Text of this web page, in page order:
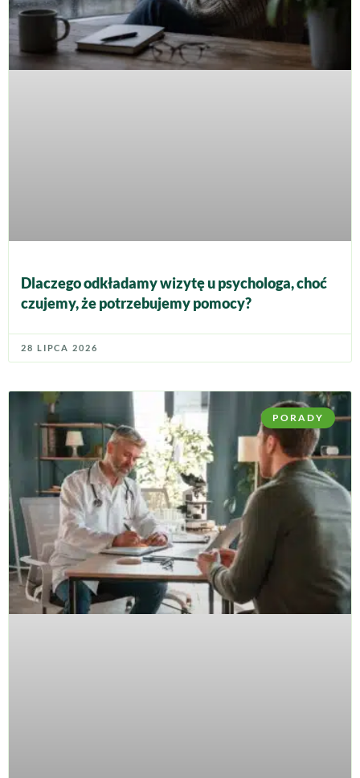
Dlaczego odkładamy wizytę u psychologa, choć
czujemy, że potrzebujemy pomocy?
28 LIPCA 2026
PORADY